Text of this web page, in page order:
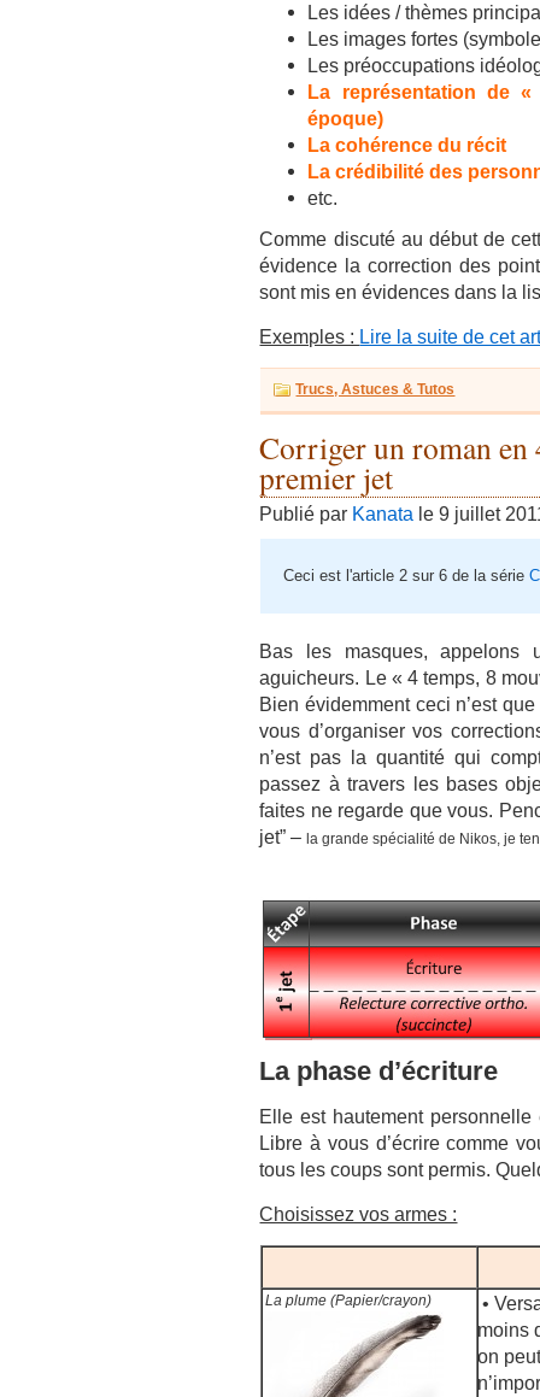
Les idées / thèmes
Les images fortes
Les préoccupations
La représentation de «
époque)
La cohérence du récit
La crédibilité des
etc.
Comme discuté au début de
évidence la correction des
sont mis en évidences dans la
Exemples : Lire la suite de cet
Trucs, Astuces & Tutos
Corriger un roman en
premier jet
Publié par Kanata le 9 juillet
Ceci est l'article 2 sur 6 de la série
Bas les masques,
aguicheurs. Le « 4 temps, 8
Bien évidemment ceci n’est
vous d’organiser vos
n’est pas la quantité qui
passez à travers les bases
faites ne regarde que vous.
jet” –la grande spécialité de Nikos, je
La phase d’écriture
Elle est hautement
Libre à vous d’écrire comme
tous les coups sont permis.
Choisissez vos armes :
La plume (Papier/crayon)
•
moins
on